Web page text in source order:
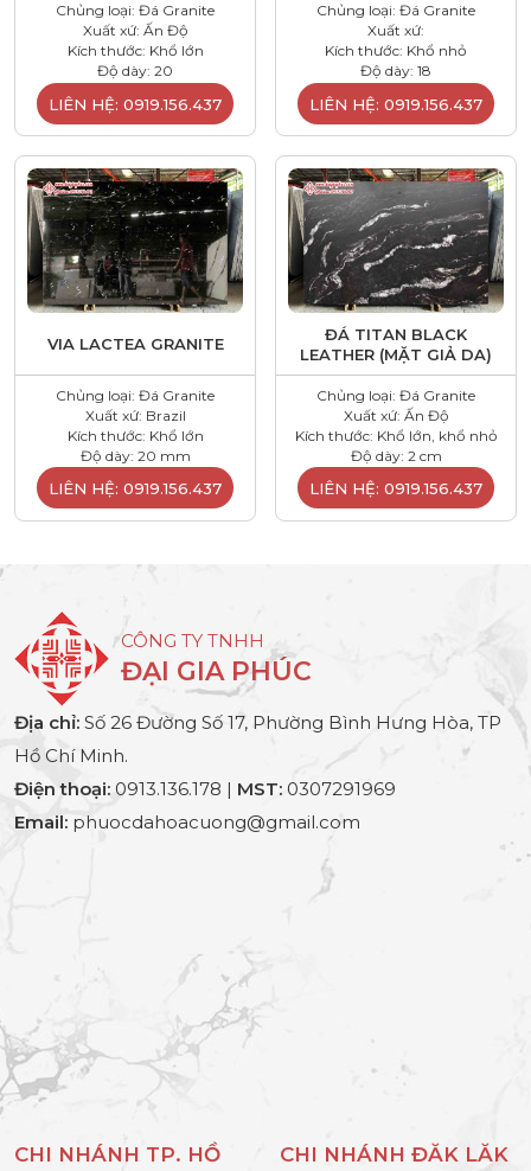
Chủng loại: Đá Granite
Xuất xứ: Ấn Độ
Kích thước: Khổ lớn
Độ dày: 20
LIÊN HỆ: 0919.156.437
Chủng loại: Đá Granite
Xuất xứ:
Kích thước: Khổ nhỏ
Độ dày: 18
LIÊN HỆ: 0919.156.437
VIA LACTEA GRANITE
Chủng loại: Đá Granite
Xuất xứ: Brazil
Kích thước: Khổ lớn
Độ dày: 20 mm
LIÊN HỆ: 0919.156.437
ĐÁ TITAN BLACK
LEATHER (MẶT GIẢ DA)
Chủng loại: Đá Granite
Xuất xứ: Ấn Độ
Kích thước: Khổ lớn, khổ nhỏ
Độ dày: 2 cm
LIÊN HỆ: 0919.156.437
CÔNG TY TNHH
ĐẠI GIA PHÚC
Địa chỉ: Số 26 Đường Số 17, Phường Bình Hưng Hòa, TP
Hồ Chí Minh.
Điện thoại: 0913.136.178 | MST: 0307291969
Email: phuocdahoacuong@gmail.com
CHI NHÁNH TP. HỒ
CHI NHÁNH ĐĂK LĂK